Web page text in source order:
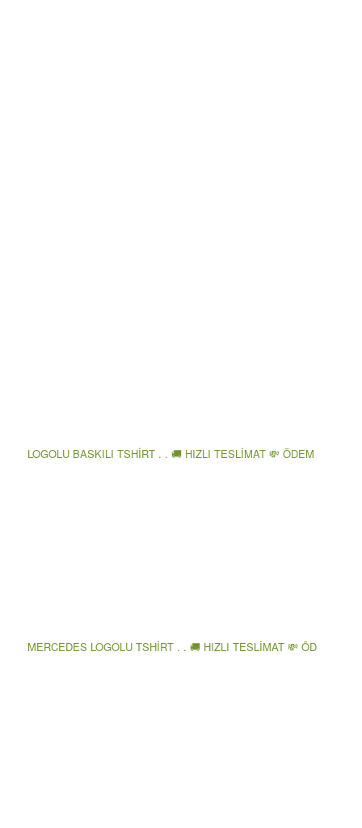
LOGOLU BASKILI TSHİRT . . 🚚 HIZLI TESLİMAT 💸 ÖDEM
MERCEDES LOGOLU TSHİRT . . 🚚 HIZLI TESLİMAT 💸 ÖD